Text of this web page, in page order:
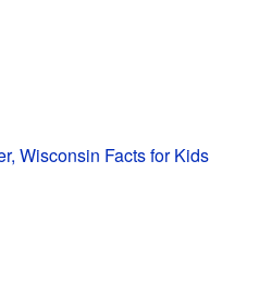
Wisconsin Facts for Kids